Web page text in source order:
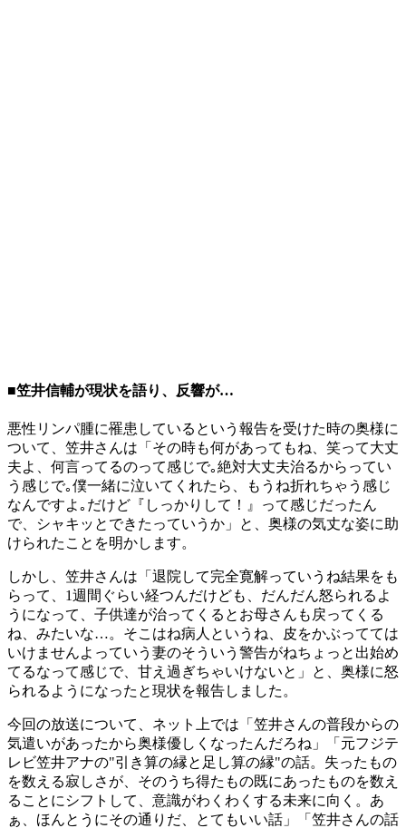
■笠井信輔が現状を語り、反響が…
悪性リンパ腫に罹患しているという報告を受けた時の奥様に
ついて、笠井さんは「その時も何があってもね、笑って大丈
夫よ、何言ってるのって感じで｡絶対大丈夫治るからってい
う感じで｡僕一緒に泣いてくれたら、もうね折れちゃう感じ
なんですよ｡だけど『しっかりして！』って感じだったん
で、シャキッとできたっていうか」と、奥様の気丈な姿に助
けられたことを明かします。
しかし、笠井さんは「退院して完全寛解っていうね結果をも
らって、1週間ぐらい経つんだけども、だんだん怒られるよ
うになって、子供達が治ってくるとお母さんも戻ってくる
ね、みたいな…。そこはね病人というね、皮をかぶってては
いけませんよっていう妻のそういう警告がねちょっと出始め
てるなって感じで、甘え過ぎちゃいけないと」と、奥様に怒
られるようになったと現状を報告しました。
今回の放送について、ネット上では「笠井さんの普段からの
気遣いがあったから奥様優しくなったんだろね」「元フジテ
レビ笠井アナの"引き算の縁と足し算の縁"の話。失ったもの
を数える寂しさが、そのうち得たもの既にあったものを数え
ることにシフトして、意識がわくわくする未来に向く。あ
ぁ、ほんとうにその通りだ、とてもいい話」「笠井さんの話